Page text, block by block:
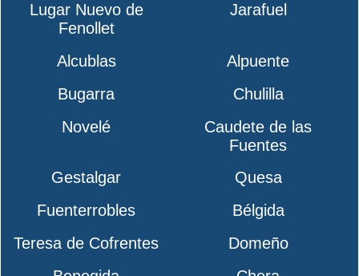
Lugar Nuevo de
Fenollet
Jarafuel
Alcublas
Alpuente
Bugarra
Chulilla
Novelé
Caudete de las
Fuentes
Gestalgar
Quesa
Fuenterrobles
Bélgida
Teresa de Cofrentes
Domeño